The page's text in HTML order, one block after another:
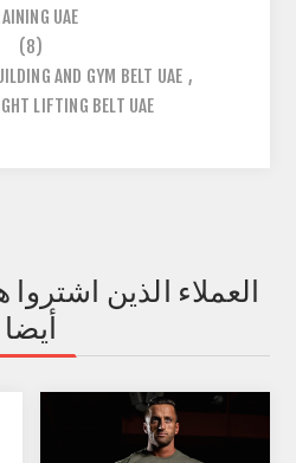
UAE
(8)
,
AND GYM BELT UAE
LIFTING BELT UAE
العملاء الذين اشتروا
أيضا